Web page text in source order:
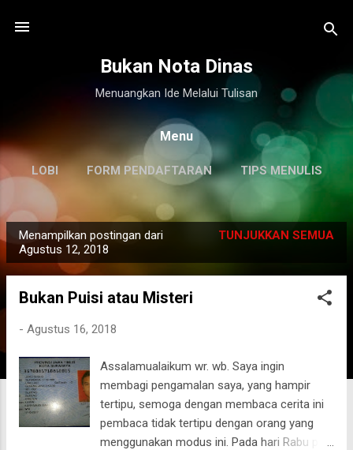
Bukan Nota Dinas
Menuangkan Ide Melalui Tulisan
Menu
LOBI FORM PENDAFTARAN TIPS MENULIS
KILAS BALIK
P
o
Menampilkan postingan dari
Agustus 12, 2018
TUNJUKKAN SEMUA
Bukan Puisi atau Misteri
- Agustus 16, 2018
Assalamualaikum wr. wb. Saya ingin
membagi pengamalan saya, yang hampir
tertipu, semoga dengan membaca cerita ini
pembaca tidak tertipu dengan orang yang
menggunakan modus ini. Pada hari Rabu pagi